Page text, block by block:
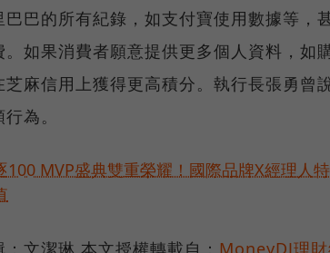
巴巴的所有紀錄，如支付寶使用數據等，
。如果消費者願意提供更多個人資料，如
芝麻信用上獲得更高積分。執行長張勇曾
為。
100 MVP盛典雙重榮耀！國際品牌X經理人